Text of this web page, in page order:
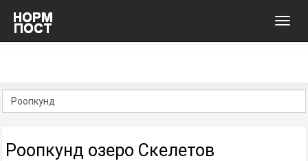
Роопкунд озеро Скелетов